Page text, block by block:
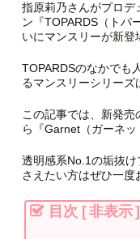
指原莉乃さんがプロデ
ン『TOPARDS（トパ
いにマンスリーが新登
TOPARDSのなかでも
るマンスリーシリーズ
この記事では、新発
ら『Garnet（ガーネッ
透明感系No.1の垢抜
さえたい方はぜひ一度
目次 [非表示]